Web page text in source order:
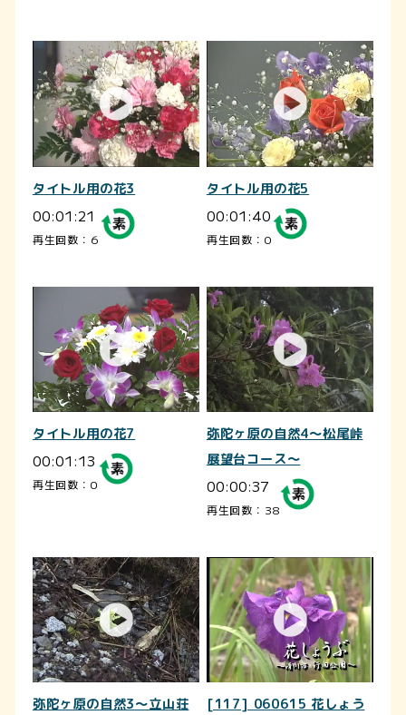
タイトル用の花3
00:01:21
再生回数：6
タイトル用の花5
00:01:40
再生回数：0
タイトル用の花7
00:01:13
再生回数：0
弥陀ヶ原の自然4～松尾峠
展望台コース～
00:00:37
再生回数：38
弥陀ヶ原の自然3～立山荘
[117] 060615 花しょう